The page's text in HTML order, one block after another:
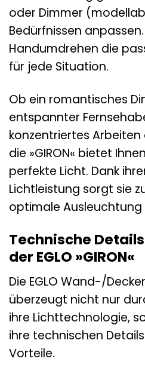
oder Dimmer
Bedürfnissen
Handumdrehen die
für jede Situation.
Ob ein romantisches
entspannter
konzentriertes
die »GIRON« bietet
perfekte Licht. Dank
Lichtleistung sorgt sie
optimale Ausleuchtung
Technische
der EGLO »GIRON«
Die EGLO Wand-/
überzeugt nicht nur
ihre Lichttechnologie,
ihre technischen
Vorteile.